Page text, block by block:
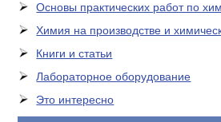
Основы практических работ по
Химия на производстве и
Книги и статьи
Лабораторное оборудование
Это интересно